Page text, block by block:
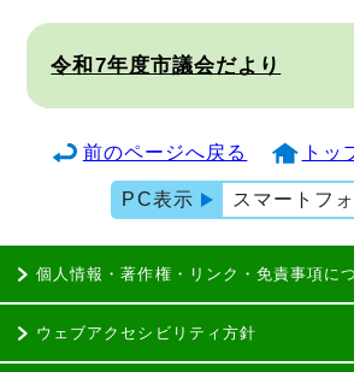
令和7年度市議会だより
前のページへ戻る トッ
PC表示 スマートフ
個人情報・著作権・リンク・免責事項に
ウェブアクセシビリティ方針